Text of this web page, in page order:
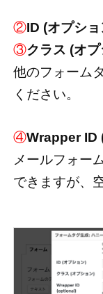
②ID (オプショ
③クラス (オ
他のフォーム
ください。
④Wrapper ID
メールフォー
できますが、